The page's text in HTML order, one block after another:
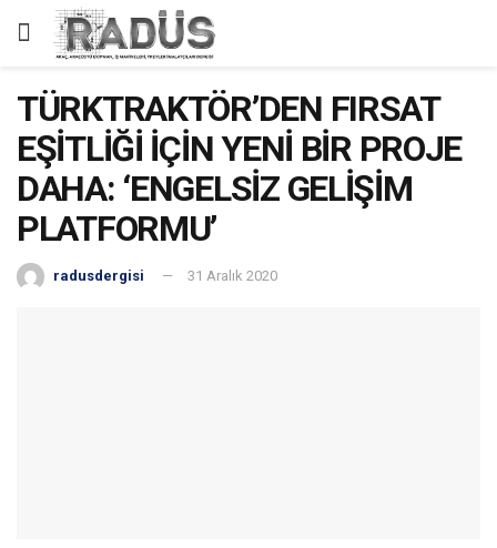
TÜRKTRAKTÖR’DEN FIRSAT
EŞİTLİĞİ İÇİN YENİ BİR PROJE
DAHA: ‘ENGELSİZ GELİŞİM
PLATFORMU’
radusdergisi 31 Aralık 2020